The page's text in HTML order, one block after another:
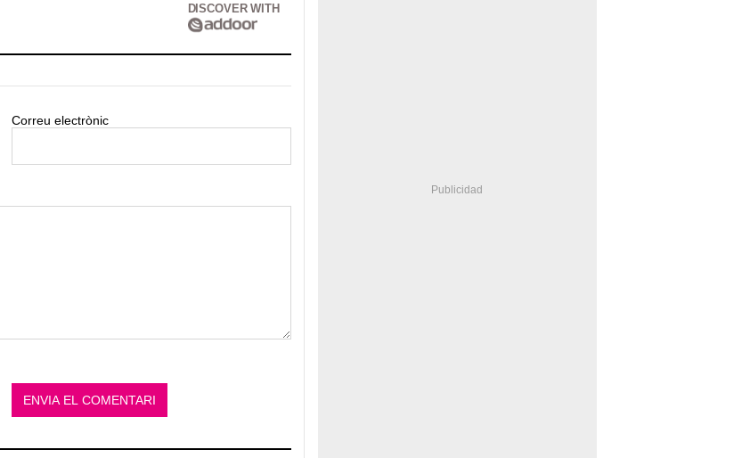
DISCOVER WITH
Correu electrònic